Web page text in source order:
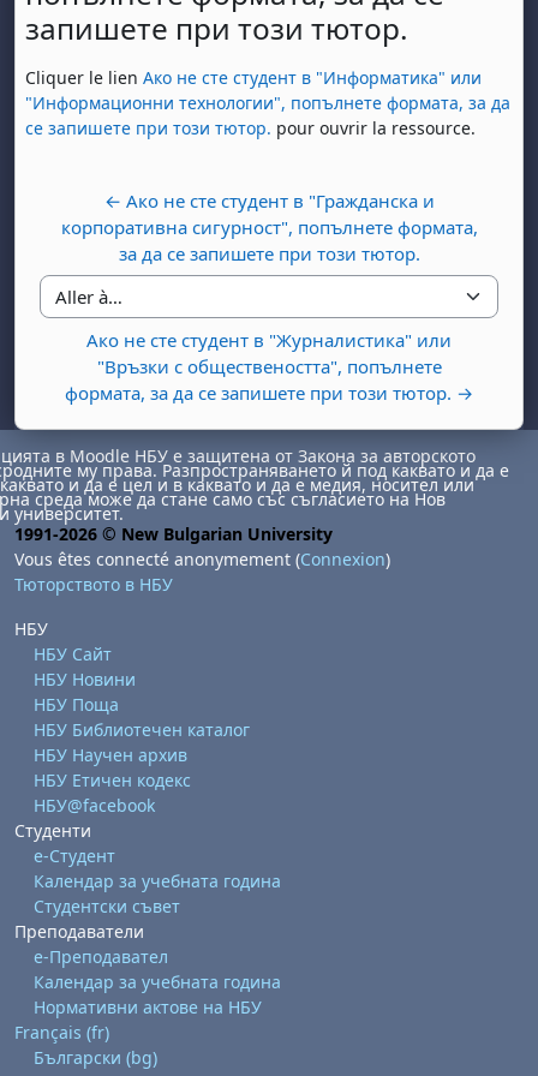
запишете при този тютор.
Conditions d'achèvement
Cliquer le lien Ако не сте студент в "Информатика" или
"Информационни технологии", попълнете формата, за да
се запишете при този тютор. pour ouvrir la ressource.
← Ако не сте студент в "Гражданска и
корпоративна сигурност", попълнете формата,
за да се запишете при този тютор.
Aller à…
Ако не сте студент в "Журналистика" или
"Връзки с обществеността", попълнете
формата, за да се запишете при този тютор. →
samedi 1 août
dimanche 2 août
7 août
samedi 8 août
dimanche 9 août
août
août 14 août
samedi 15 août
dimanche 16 août
août
août 21 août
samedi 22 août
dimanche 23 août
août
août 28 août
samedi 29 août
dimanche 30 août
в Moodle НБУ е защитена от Закона за авторското
му права. Разпространяването й под каквато и да е
и да е цел и в каквато и да е медия, носител или
среда може да стане само със съгласието на Нов
университет.
1991-2026 © New Bulgarian University
Vous êtes connecté anonymement (Connexion)
Тюторството в НБУ
НБУ
НБУ Сайт
НБУ Новини
НБУ Поща
НБУ Библиотечен каталог
НБУ Научен архив
НБУ Етичен кодекс
НБУ@facebook
Студенти
е-Студент
Календар за учебната година
Студентски съвет
Преподаватели
е-Преподавател
Календар за учебната година
Нормативни актове на НБУ
Français ‎(fr)‎
Български ‎(bg)‎